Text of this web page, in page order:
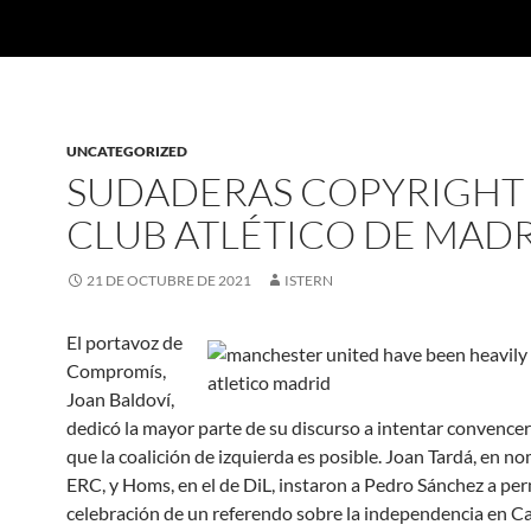
UNCATEGORIZED
SUDADERAS COPYRIGHT
CLUB ATLÉTICO DE
21 DE OCTUBRE DE 2021 ISTERN
El portavoz de
Compromís,
Joan Baldoví,
dedicó la mayor parte de su discurso a intentar convencer
que la coalición de izquierda es posible. Joan Tardá, en
ERC, y Homs, en el de DiL, instaron a Pedro Sánchez a
celebración de un referendo sobre la independencia en